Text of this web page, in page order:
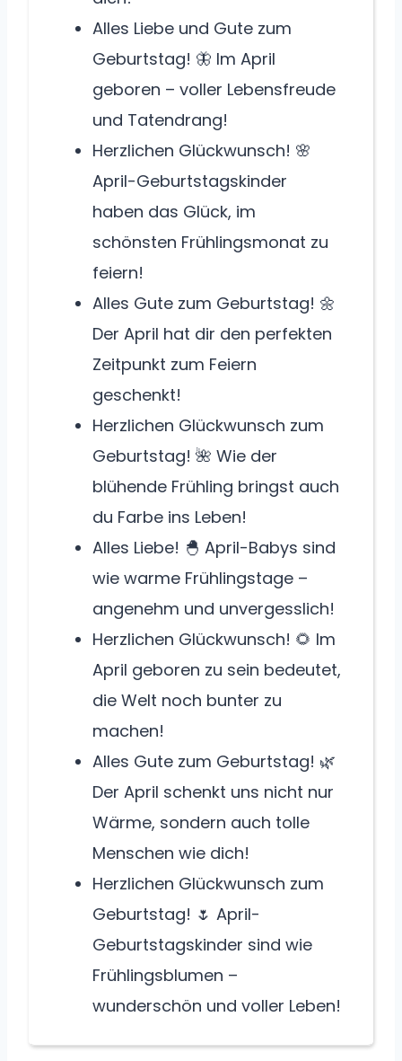
Alles Liebe und Gute zum
Geburtstag! 🦋 Im April
geboren – voller Lebensfreude
und Tatendrang!
Herzlichen Glückwunsch! 🌸
April-Geburtstagskinder
haben das Glück, im
schönsten Frühlingsmonat zu
feiern!
Alles Gute zum Geburtstag! 🌼
Der April hat dir den perfekten
Zeitpunkt zum Feiern
geschenkt!
Herzlichen Glückwunsch zum
Geburtstag! 🌺 Wie der
blühende Frühling bringst auch
du Farbe ins Leben!
Alles Liebe! 🐣 April-Babys sind
wie warme Frühlingstage –
angenehm und unvergesslich!
Herzlichen Glückwunsch! 🌻 Im
April geboren zu sein bedeutet,
die Welt noch bunter zu
machen!
Alles Gute zum Geburtstag! 🌿
Der April schenkt uns nicht nur
Wärme, sondern auch tolle
Menschen wie dich!
Herzlichen Glückwunsch zum
Geburtstag! 🌷 April-
Geburtstagskinder sind wie
Frühlingsblumen –
wunderschön und voller Leben!